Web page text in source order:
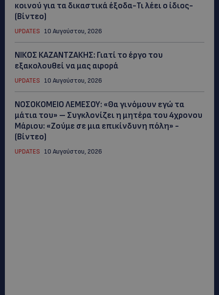
κοινού για τα δικαστικά έξοδα-Τι λέει ο ίδιος-
(Βίντεο)
UPDATES 10 Αυγούστου, 2026
ΝΙΚΟΣ ΚΑΖΑΝΤΖΑΚΗΣ: Γιατί το έργο του
εξακολουθεί να μας αφορά
UPDATES 10 Αυγούστου, 2026
ΝΟΣΟΚΟΜΕΙΟ ΛΕΜΕΣΟΥ: «Θα γινόμουν εγώ τα
μάτια του» – Συγκλονίζει η μητέρα του 4χρονου
Μάριου: «Ζούμε σε μια επικίνδυνη πόλη» -
(Βίντεο)
UPDATES 10 Αυγούστου, 2026